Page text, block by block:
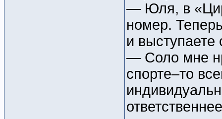
— Юля, в
номер.
и выступаете
— Соло мне
спорте–то